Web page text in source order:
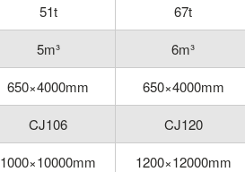
51t
67t
5m³
6m³
650×4000mm
650×4000mm
CJ106
CJ120
1000×10000mm
1200×12000mm